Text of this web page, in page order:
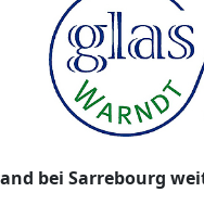
bei Sarrebourg